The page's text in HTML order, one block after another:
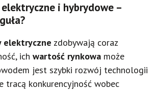
elektryczne i hybrydowe –
elektryczne zdobywają coraz
ich wartość rynkowa może
jest szybki rozwój technologii
tracą konkurencyjność wobec